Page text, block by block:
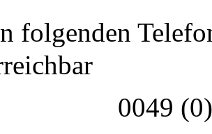
folgenden
0049